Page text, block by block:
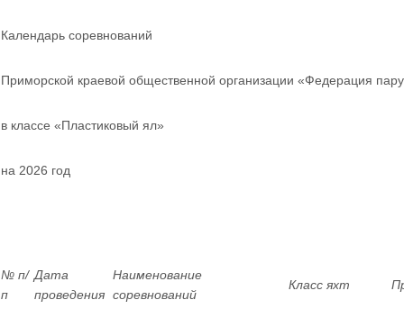
Календарь соревнований
Приморской краевой общественной организации «Федерация
в классе «Пластиковый ял»
на 2026 год
№ п/
п
Дата
проведения
Наименование
соревнований
Класс яхт